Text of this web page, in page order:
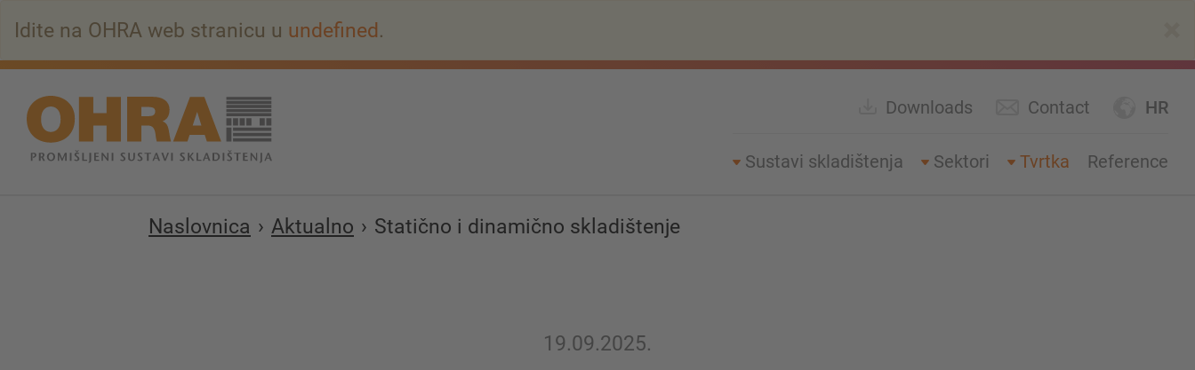
Idite na OHRA web stranicu u undefined.
HR
Downloads Contact
Sustavi skladištenja Sektori Tvrtka Reference
Naslovnica Aktualno Statično i dinamično skladištenje
19.09.2025.